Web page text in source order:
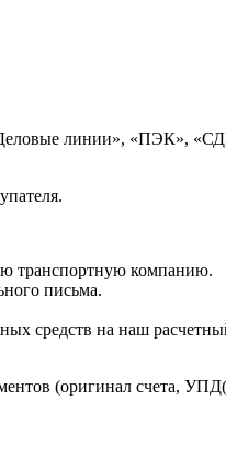
линии», «ПЭК»,
транспортную компанию.
письма.
средств на наш
(оригинал счета,